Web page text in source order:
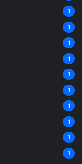
1
1
1
1
1
1
1
1
1
1